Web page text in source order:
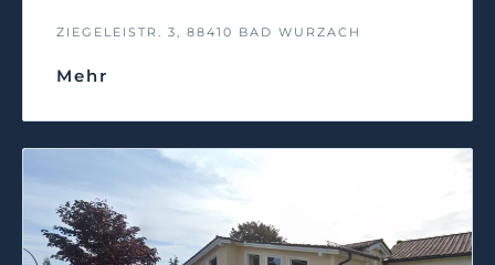
ZIEGELEISTR. 3, 88410 BAD WURZACH
Mehr